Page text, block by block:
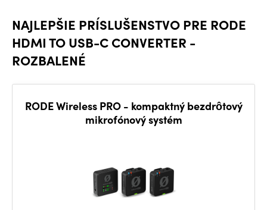
NAJLEPŠIE PRÍSLUŠENSTVO PRE RODE
HDMI TO USB-C CONVERTER -
ROZBALENÉ
RODE Wireless PRO - kompaktný bezdrôtový
mikrofónový systém